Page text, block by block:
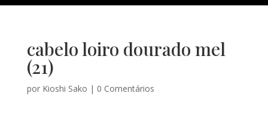
cabelo loiro dourado mel
(21)
por Kioshi Sako | 0 Comentários